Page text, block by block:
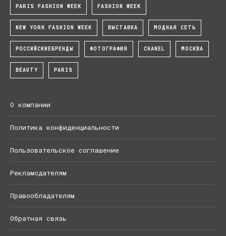
PARIS FASHION WEEK FASHION WEEK
NEW YORK FASHION WEEK ВЫСТАВКА МОДНАЯ СЕТЬ
РОССИЙСКИЕБРЕНДЫ ФОТОГРАФИЯ CHANEL МОСКВА
BEAUTY PARIS
О компании
Политика конфиденциальности
Пользовательское соглашение
Рекламодателям
Правообладателям
Обратная связь